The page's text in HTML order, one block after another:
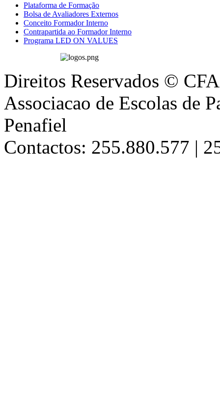
Plataforma de Formação
Bolsa de Avaliadores Externos
Conceito Formador Interno
Contrapartida ao Formador Interno
Programa LED ON VALUES
Direitos Reservados ©
Associacao de Escolas de
Penafiel
Contactos: 255.880.577 |